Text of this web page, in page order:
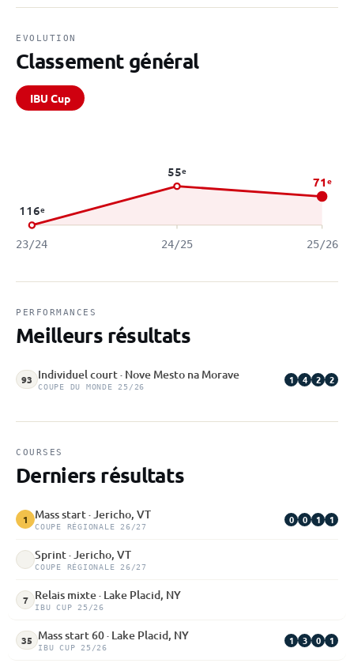
EVOLUTION
Classement général
IBU Cup
116e
23/24
55e
24/25
71e
25/26
PERFORMANCES
Meilleurs résultats
93 Individuel court · Nove Mesto na Morave
COUPE DU MONDE 25/26
1 4 2 2
COURSES
Derniers résultats
1 Mass start · Jericho, VT
COUPE RÉGIONALE 26/27
0 0 1 1
Sprint · Jericho, VT
COUPE RÉGIONALE 26/27
7 Relais mixte · Lake Placid, NY
IBU CUP 25/26
35 Mass start 60 · Lake Placid, NY
IBU CUP 25/26
1 3 0 1